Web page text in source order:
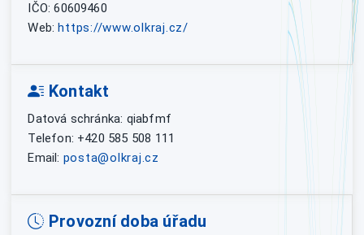
IČO: 60609460
Web: https://www.olkraj.cz/
Kontakt
Datová schránka: qiabfmf
Telefon: +420 585 508 111
Email: posta@olkraj.cz
Provozní doba úřadu